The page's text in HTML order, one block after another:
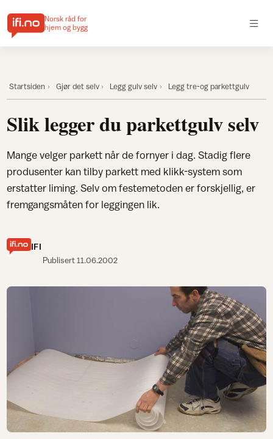
Norsk råd for
hjem og bygg
Startsiden Gjør det selv Legg gulv selv Legg tre-og parkettgulv
Slik legger du parkettgulv selv
Mange velger parkett når de fornyer i dag. Stadig flere
produsenter kan tilby parkett med klikk-system som
erstatter liming. Selv om festemetoden er forskjellig, er
fremgangsmåten for leggingen lik.
IFI
Publisert11.06.2002